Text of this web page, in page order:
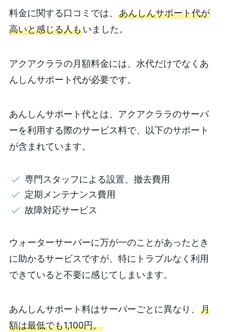
料金に関する口コミでは、 あんしんサポート代が
高いと感じる人もいました。
アクアクララの月額料金には、水代だけでなくあ
んしんサポート代が必要です。
あんしんサポート代とは、アクアクララのサーバ
ーを利用する際のサービス料で、以下のサポート
が含まれています。
専門スタッフによる設置、撤去費用
定期メンテナンス費用
故障対応サービス
ウォーターサーバーに万が一のことがあったとき
に助かるサービスですが、特にトラブルなく利用
できていると不要に感じてしまいます。
あんしんサポート料はサーバーごとに異なり、 月
額は最低でも1,100円。